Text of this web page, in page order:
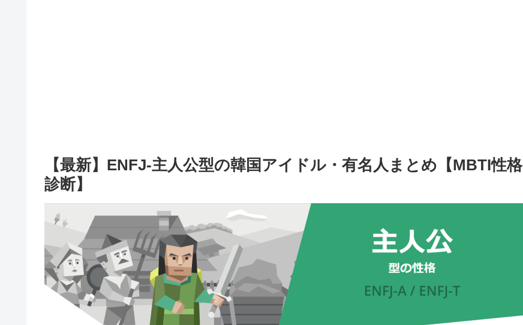
【最新】ENFJ-主人公型の韓国アイドル・有名人まとめ【MBTI性格
診断】